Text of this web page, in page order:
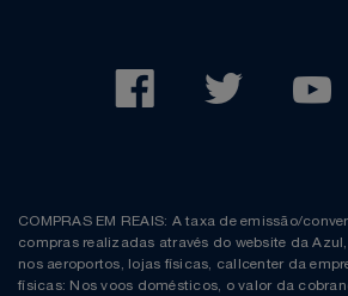
COMPRAS EM REAIS: A taxa de emissão/
compras realizadas através do website da
nos aeroportos, lojas físicas, callcenter da
físicas: Nos voos domésticos, o valor da